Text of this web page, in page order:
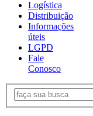
Logística
Distribuição
Informações
úteis
LGPD
Fale
Conosco